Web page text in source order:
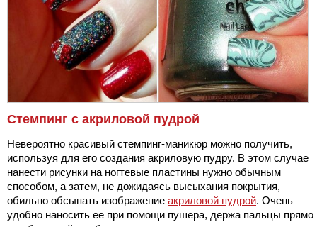
Стемпинг с акриловой пудрой
Невероятно красивый стемпинг-маникюр можно получить,
используя для его создания акриловую пудру. В этом случае
нанести рисунки на ногтевые пластины нужно обычным
способом, а затем, не дожидаясь высыхания покрытия,
обильно обсыпать изображение акриловой пудрой. Очень
удобно наносить ее при помощи пушера, держа пальцы прямо